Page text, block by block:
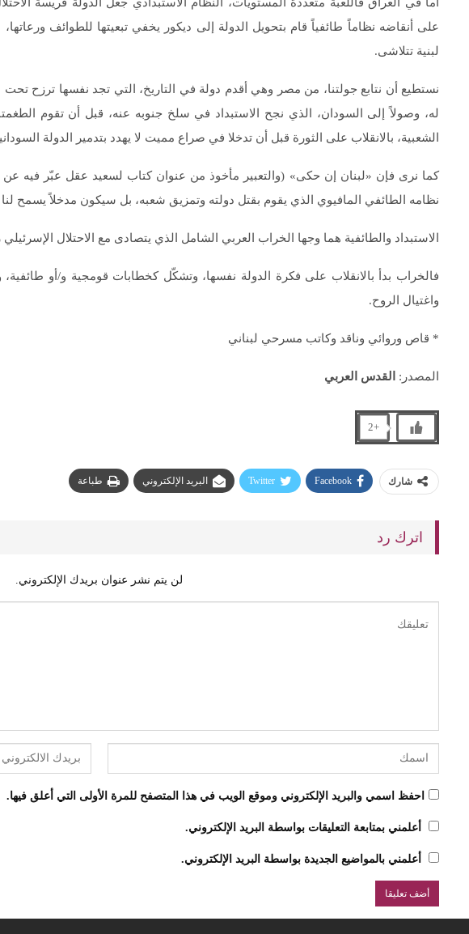
على أنقاضه نظاماً طائفياً قام بتحويل الدولة إلى ديكور يخفي تبعيتها للطوائف
لبنية تتلاشى.
نستطيع أن نتابع جولتنا، من مصر وهي أقدم دولة في التاريخ، التي تجد نفسها ترزح
له، وصولاً إلى السودان، الذي نجح الاستبداد في سلخ جنوبه عنه، قبل أن تقوم
الشعبية، بالانقلاب على الثورة قبل أن تدخلا في صراع مميت لا يهدد بتدمير الدولة
كما نرى فإن «لبنان إن حكى» (والتعبير مأخوذ من عنوان كتاب لسعيد عقل عبّر فيه عن
نظامه الطائفي المافيوي الذي يقوم بقتل دولته وتمزيق شعبه، بل سيكون مدخلاً يسمح
الاستبداد والطائفية هما وجها الخراب العربي الشامل الذي يتصادى مع الاحتلال
فالخراب بدأ بالانقلاب على فكرة الدولة نفسها، وتشكّل كخطابات قومجية و/أو
واغتيال الروح.
* قاص وروائي وناقد وكاتب مسرحي لبناني
المصدر: القدس العربي
+2
شارك Facebook
Twitter البريد الإلكتروني طباعة
اترك رد
لن يتم نشر عنوان بريدك الإلكتروني.
احفظ اسمي والبريد الإلكتروني وموقع الويب في هذا المتصفح للمرة الأولى التي أعلق فيها.
أعلمني بمتابعة التعليقات بواسطة البريد الإلكتروني.
أعلمني بالمواضيع الجديدة بواسطة البريد الإلكتروني.